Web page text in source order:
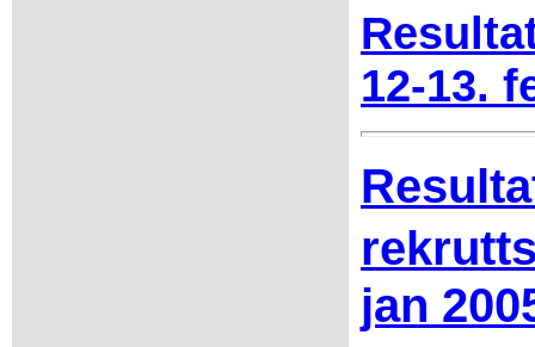
12-13.
jan